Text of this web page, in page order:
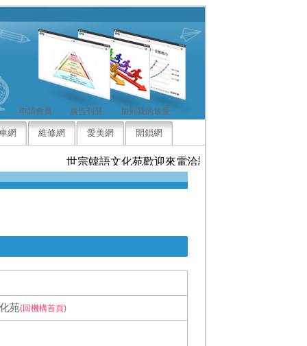
申請會員 廣告刊登 加到我的最愛
網 維修網 愛美網 開鎖網
世宗韓語文化苑歡迎來電洽詢，竭誠為您服務
苑(回機構首頁)